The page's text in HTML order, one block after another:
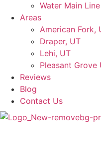
Water Main
Areas
American Fork,
Draper, UT
Lehi, UT
Pleasant Grove
Reviews
Blog
Contact Us